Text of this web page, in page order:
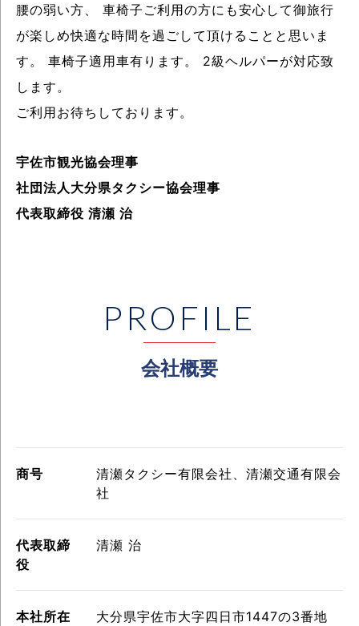
腰の弱い方、 車椅子ご利用の方にも安心して御旅行
が楽しめ快適な時間を過ごして頂けることと思いま
す。 車椅子適用車有ります。 2級ヘルパーが対応致
します。
ご利用お待ちしております。
宇佐市観光協会理事
社団法人大分県タクシー協会理事
代表取締役 清瀬 治
会社概要
商号
清瀬タクシー有限会社、清瀬交通有限会
社
代表取締
役
清瀬 治
本社所在
大分県宇佐市大字四日市1447の3番地